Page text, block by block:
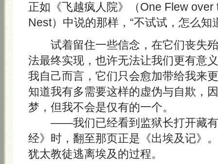
正如《飞越疯人院》（One Flew over
Nest）中说的那样，“不试试，怎么知
试着留住一些信念，在它们丧失殆
法最终实现，也许无法让我们更有
我自己而言，它们只会愈加带给我来
知道我有多需要这样的虚伪与自欺，
梦，但我不会是仅有的一个。
——我们已经看到监狱长打开藏有
经》时，翻至那页正是《出埃及记》
犹太教徒逃离埃及的过程。